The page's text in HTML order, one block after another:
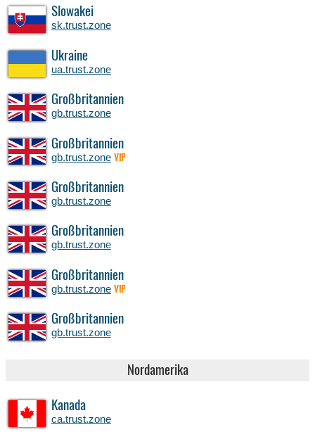
Slowakei
sk.trust.zone
Ukraine
ua.trust.zone
Großbritannien
gb.trust.zone
Großbritannien
gb.trust.zone VIP
Großbritannien
gb.trust.zone
Großbritannien
gb.trust.zone
Großbritannien
gb.trust.zone VIP
Großbritannien
gb.trust.zone
Nordamerika
Kanada
ca.trust.zone